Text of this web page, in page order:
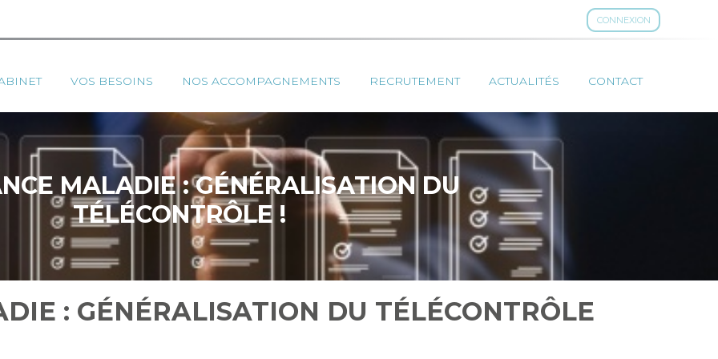
CONNEXION
VOS BESOINS NOS ACCOMPAGNEMENTS RECRUTEMENT ACTUALITÉS CONTACT
MALADIE : GÉNÉRALISATION DU
TÉLÉCONTRÔLE !
: GÉNÉRALISATION DU TÉLÉCONTRÔLE